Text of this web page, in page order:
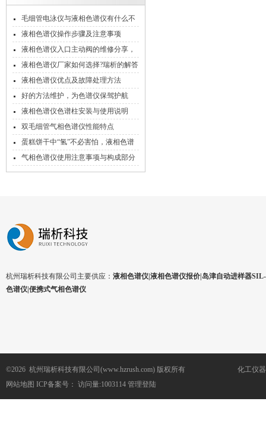
毛细管电泳仪与液相色谱仪有什么不
同！
液相色谱仪操作步骤及注意事项
液相色谱仪入口主动阀的维修分享，
受益匪浅!
液相色谱仪厂家如何选择?瑞析的解答
液相色谱仪优点及故障处理方法
好的方法维护，为色谱仪保驾护航
液相色谱仪色谱柱安装与使用说明
双毛细管气相色谱仪性能特点
蛋糕饼干中“氢”不必害怕，液相色谱
检测
气相色谱仪使用注意事项与构成部分
杭州瑞析科技有限公司主要供应： 液相色谱仪|液相色谱仪报价|岛津自动进样器
色谱仪|便携式气相色谱仪
©2026 杭州瑞析科技有限公司(www.hzrush.com) 版权所有
网站地图 ICP备案号： 访问量:1003114 管理登陆
化工仪